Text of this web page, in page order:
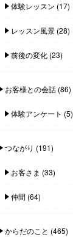
体験レッスン (17)
レッスン風景(28)
前後の変化(23)
お客様との会話(86)
体験アンケート (5)
つながり (191)
お客さま (33)
仲間 (64)
からだのこと (465)